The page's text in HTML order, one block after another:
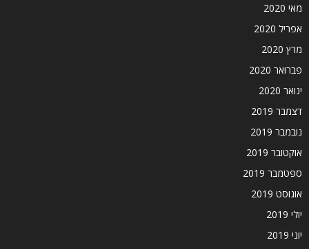
מאי 2020
אפריל 2020
מרץ 2020
פברואר 2020
ינואר 2020
דצמבר 2019
נובמבר 2019
אוקטובר 2019
ספטמבר 2019
אוגוסט 2019
יולי 2019
יוני 2019